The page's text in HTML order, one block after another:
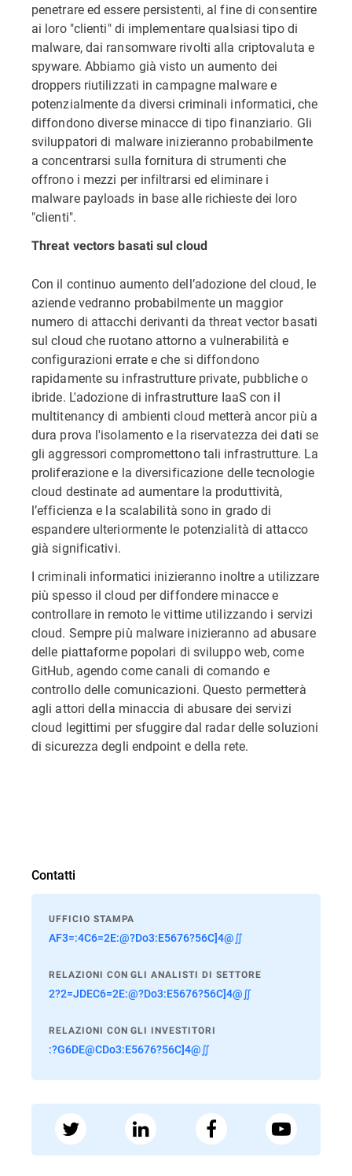
penetrare ed essere persistenti, al fine di consentire
ai loro "clienti" di implementare qualsiasi tipo di
malware, dai ransomware rivolti alla criptovaluta e
spyware. Abbiamo già visto un aumento dei
droppers riutilizzati in campagne malware e
potenzialmente da diversi criminali informatici, che
diffondono diverse minacce di tipo finanziario. Gli
sviluppatori di malware inizieranno probabilmente
a concentrarsi sulla fornitura di strumenti che
offrono i mezzi per infiltrarsi ed eliminare i
malware payloads in base alle richieste dei loro
"clienti".
Threat vectors basati sul cloud
Con il continuo aumento dell’adozione del cloud, le
aziende vedranno probabilmente un maggior
numero di attacchi derivanti da threat vector basati
sul cloud che ruotano attorno a vulnerabilità e
configurazioni errate e che si diffondono
rapidamente su infrastrutture private, pubbliche o
ibride. L'adozione di infrastrutture IaaS con il
multitenancy di ambienti cloud metterà ancor più a
dura prova l'isolamento e la riservatezza dei dati se
gli aggressori compromettono tali infrastrutture. La
proliferazione e la diversificazione delle tecnologie
cloud destinate ad aumentare la produttività,
l’efficienza e la scalabilità sono in grado di
espandere ulteriormente le potenzialità di attacco
già significativi.
I criminali informatici inizieranno inoltre a utilizzare
più spesso il cloud per diffondere minacce e
controllare in remoto le vittime utilizzando i servizi
cloud. Sempre più malware inizieranno ad abusare
delle piattaforme popolari di sviluppo web, come
GitHub, agendo come canali di comando e
controllo delle comunicazioni. Questo permetterà
agli attori della minaccia di abusare dei servizi
cloud legittimi per sfuggire dal radar delle soluzioni
di sicurezza degli endpoint e della rete.
Contatti
UFFICIO STAMPA
AF3=:4C6=2E:@?Do3:E5676?56C]4@∬
RELAZIONI CON GLI ANALISTI DI SETTORE
2?2=JDEC6=2E:@?Do3:E5676?56C]4@∬
RELAZIONI CON GLI INVESTITORI
:?G6DE@CDo3:E5676?56C]4@∬